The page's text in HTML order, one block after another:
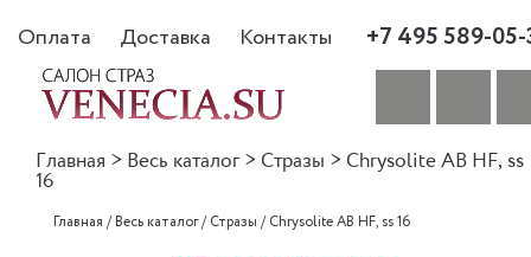
Оплата Доставка Контакты +7 495 589-
Главная > Весь каталог > Стразы > Chrysolite AB HF, ss
16
Главная /Весь каталог/Стразы /Chrysolite AB HF, ss 16